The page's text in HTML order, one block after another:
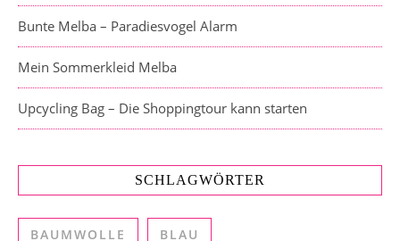
Bunte Melba – Paradiesvogel Alarm
Mein Sommerkleid Melba
Upcycling Bag – Die Shoppingtour kann starten
SCHLAGWÖRTER
BAUMWOLLE BLAU